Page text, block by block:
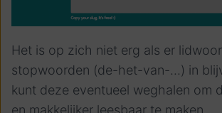
Het is op zich niet erg als er
stopwoorden (de-het-van-...) in
kunt deze eventueel weghalen om
en makkelijker leesbaar te maken.